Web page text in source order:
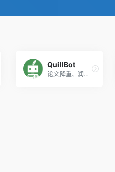
QuillBot
论文降重、润色、总结。